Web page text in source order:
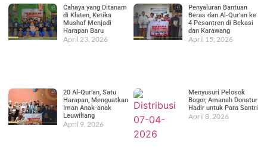
Cahaya yang Ditanam
di Klaten, Ketika
Mushaf Menjadi
Harapan Baru
April 23, 2026
Penyaluran Bantuan
Beras dan Al-Qur’an ke
4 Pesantren di Bekasi
dan Karawang
April 15, 2026
20 Al-Qur’an, Satu
Harapan, Menguatkan
Iman Anak-anak
Leuwiliang
April 9, 2026
Menyusuri Pelosok
Bogor, Amanah Donatur
Hadir untuk Para Santri
April 8, 2026